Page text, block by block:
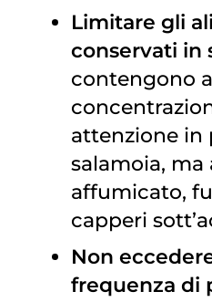
Limitare gli
conservati in
contengono
attenzione in
salamoia, ma
affumicato,
capperi
Non
frequenza di